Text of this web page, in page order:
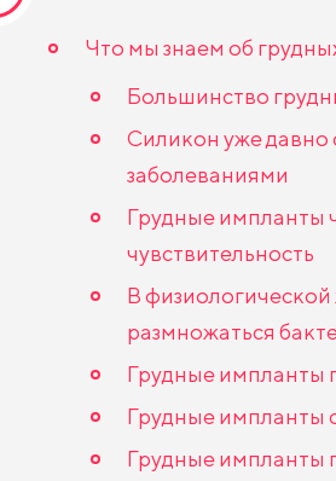
Что мы знаем об
Большинство
Силикон уже
заболеваниями
Грудные импланты
чувствительность
В
размножаться
Грудные импланты
Грудные импланты
Грудные импланты